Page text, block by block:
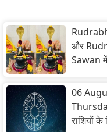
और
Sawan में
06
राशियों